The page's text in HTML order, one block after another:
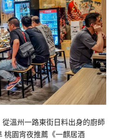
溫州一路東街日料出身的廚師
桃園宵夜推薦《一麒居酒